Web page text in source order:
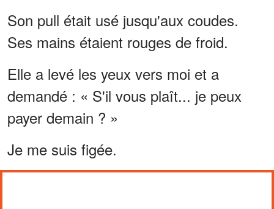
Son pull était usé jusqu'aux coudes.
Ses mains étaient rouges de froid.
Elle a levé les yeux vers moi et a
demandé : « S'il vous plaît... je peux
payer demain ? »
Je me suis figée.